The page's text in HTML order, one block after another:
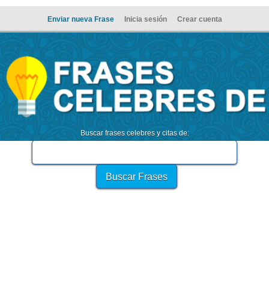
Enviar nueva Frase Inicia sesión Crear cuenta
Buscar frases celebres y citas de: